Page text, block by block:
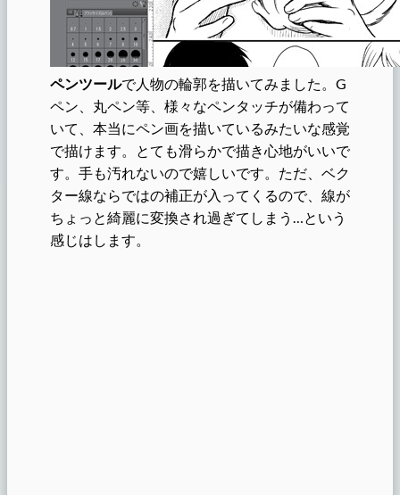
ペンツールで人物の輪郭を描いてみました。G
ペン、丸ペン等、様々なペンタッチが備わって
いて、本当にペン画を描いているみたいな感覚
で描けます。とても滑らかで描き心地がいいで
す。手も汚れないので嬉しいです。ただ、ベク
ター線ならではの補正が入ってくるので、線が
ちょっと綺麗に変換され過ぎてしまう…という
感じはします。